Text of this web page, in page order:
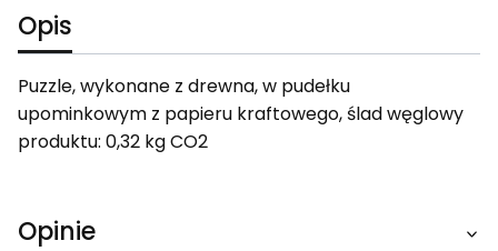
Opis
Puzzle, wykonane z drewna, w pudełku
upominkowym z papieru kraftowego, ślad węglowy
produktu: 0,32 kg CO2
Opinie